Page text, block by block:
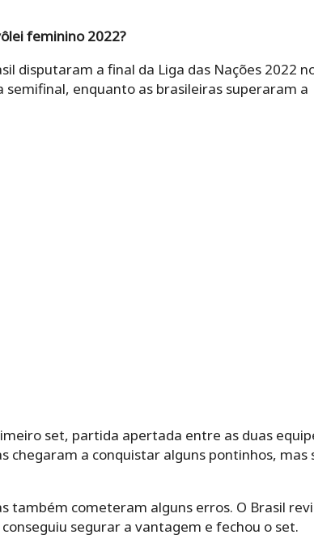
feminino 2022?
disputaram a final da Liga das Nações 2022
enquanto as brasileiras superaram a
set, partida apertada entre as duas
chegaram a conquistar alguns pontinhos, mas
também cometeram alguns erros. O Brasil
segurar a vantagem e fechou o set.